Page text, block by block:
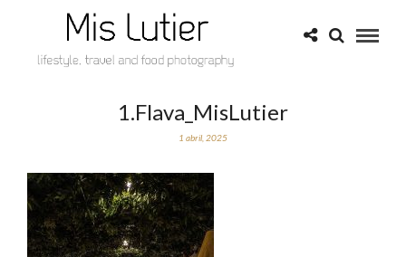
1.Flava_MisLutier
1 abril, 2025